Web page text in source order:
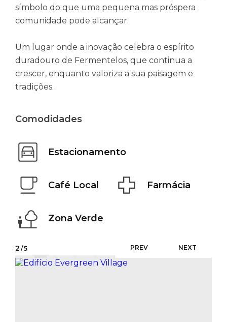
símbolo do que uma pequena mas próspera
comunidade pode alcançar.
Um lugar onde a inovação celebra o espírito
duradouro de Fermentelos, que continua a
crescer, enquanto valoriza a sua paisagem e
tradições.
Comodidades
Estacionamento
Café Local Farmácia
Zona Verde
2 /5 PREV NEXT